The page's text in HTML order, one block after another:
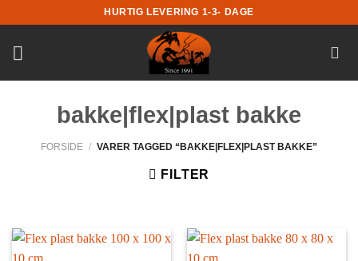
til
indhold
HURTIG LEVERING 1-3- DAGE
bakke|flex|plast bakke
FORSIDE / VARER TAGGED “BAKKE|FLEX|PLAST BAKKE”
FILTER